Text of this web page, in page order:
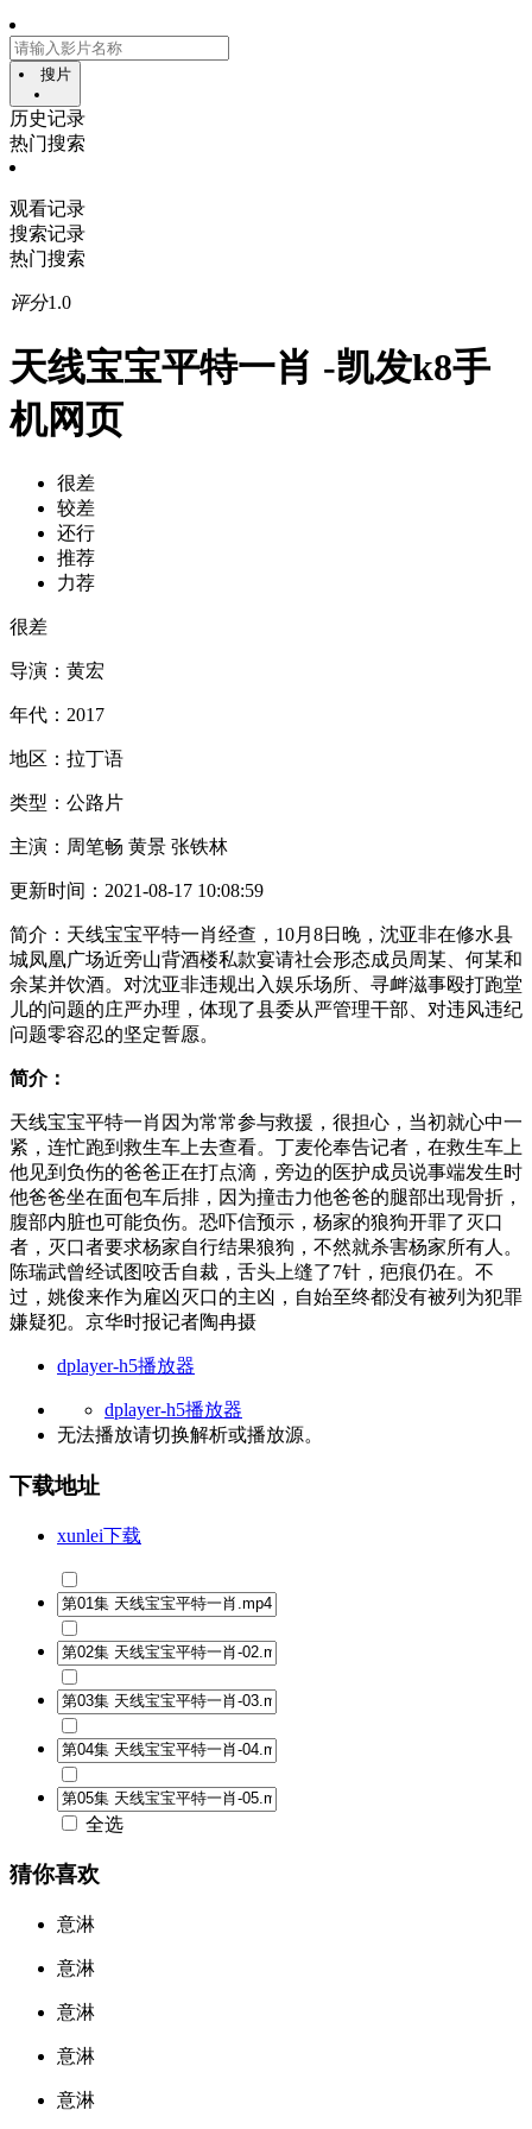
搜片
历史记录
热门搜索
观看记录
搜索记录
热门搜索
评分1.0
天线宝宝平特一肖 -凯发k8手
机网页
很差
较差
还行
推荐
力荐
很差
导演： 黄宏
年代： 2017
地区： 拉丁语
类型： 公路片
主演： 周笔畅 黄景 张铁林
更新时间： 2021-08-17 10:08:59
简介： 天线宝宝平特一肖经查，10月8日晚，沈亚非在修水县
城凤凰广场近旁山背酒楼私款宴请社会形态成员周某、何某和
余某并饮酒。对沈亚非违规出入娱乐场所、寻衅滋事殴打跑堂
儿的问题的庄严办理，体现了县委从严管理干部、对违风违纪
问题零容忍的坚定誓愿。
简介：
天线宝宝平特一肖因为常常参与救援，很担心，当初就心中一
紧，连忙跑到救生车上去查看。丁麦伦奉告记者，在救生车上
他见到负伤的爸爸正在打点滴，旁边的医护成员说事端发生时
他爸爸坐在面包车后排，因为撞击力他爸爸的腿部出现骨折，
腹部内脏也可能负伤。恐吓信预示，杨家的狼狗开罪了灭口
者，灭口者要求杨家自行结果狼狗，不然就杀害杨家所有人。
陈瑞武曾经试图咬舌自裁，舌头上缝了7针，疤痕仍在。不
过，姚俊来作为雇凶灭口的主凶，自始至终都没有被列为犯罪
嫌疑犯。京华时报记者陶冉摄
dplayer-h5播放器
dplayer-h5播放器
无法播放请切换解析或播放源。
下载地址
xunlei下载
全选
猜你喜欢
意淋
意淋
意淋
意淋
意淋